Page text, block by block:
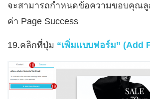
จะสามารถกำหนดข้อความขอบคุณลู
ค่า Page Success
19.คลิกที่ปุ่ม “เพิ่มแบบฟอร์ม” (Add